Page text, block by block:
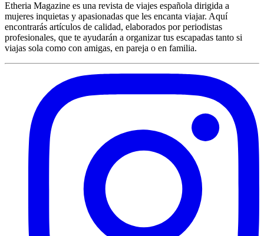
Etheria Magazine es una revista de viajes española dirigida a
mujeres inquietas y apasionadas que les encanta viajar. Aquí
encontrarás artículos de calidad, elaborados por periodistas
profesionales, que te ayudarán a organizar tus escapadas tanto si
viajas sola como con amigas, en pareja o en familia.